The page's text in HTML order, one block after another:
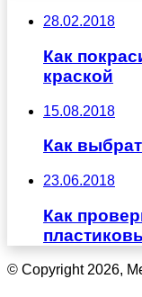
28.02.2018
Как
краской
15.08.2018
Как
23.06.2018
Как
© Copyright 2026,